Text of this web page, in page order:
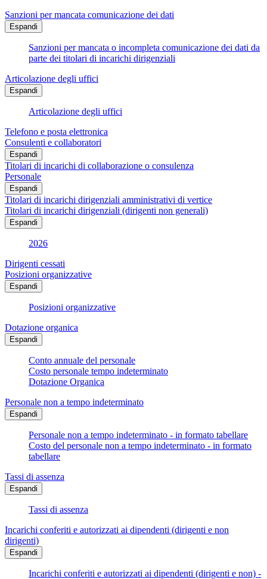
Sanzioni per mancata comunicazione dei dati
Espandi
Sanzioni per mancata o incompleta comunicazione dei dati da
parte dei titolari di incarichi dirigenziali
Articolazione degli uffici
Espandi
Articolazione degli uffici
Telefono e posta elettronica
Consulenti e collaboratori
Espandi
Titolari di incarichi di collaborazione o consulenza
Personale
Espandi
Titolari di incarichi dirigenziali amministrativi di vertice
Titolari di incarichi dirigenziali (dirigenti non generali)
Espandi
2026
Dirigenti cessati
Posizioni organizzative
Espandi
Posizioni organizzative
Dotazione organica
Espandi
Conto annuale del personale
Costo personale tempo indeterminato
Dotazione Organica
Personale non a tempo indeterminato
Espandi
Personale non a tempo indeterminato - in formato tabellare
Costo del personale non a tempo indeterminato - in formato
tabellare
Tassi di assenza
Espandi
Tassi di assenza
Incarichi conferiti e autorizzati ai dipendenti (dirigenti e non
dirigenti)
Espandi
Incarichi conferiti e autorizzati ai dipendenti (dirigenti e non) -